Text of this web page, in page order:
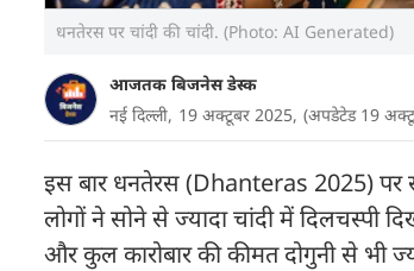
धनतेरस पर चांदी की चांदी. (Photo: AI Generated)
आजतक बिजनेस डेस्क
नई दिल्ली, 19 अक्टूबर 2025, (अपडेटेड 19
इस बार धनतेरस (Dhanteras 2025) पर
लोगों ने सोने से ज्यादा चांदी में दिलचस्पी
और कुल कारोबार की कीमत दोगुनी से भी